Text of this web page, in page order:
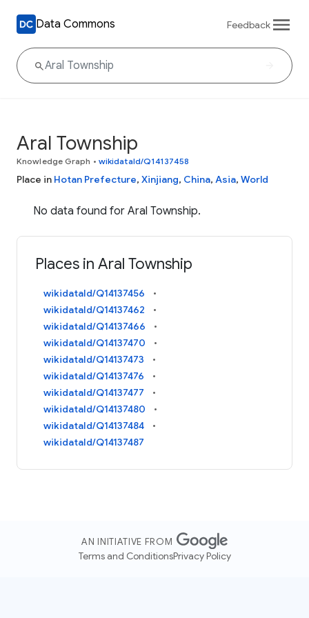
Data Commons Feedback
Aral Township
Knowledge Graph • wikidataId/Q14137458
Place in Hotan Prefecture, Xinjiang, China, Asia, World
No data found for Aral Township.
Places in Aral Township
wikidataId/Q14137456
wikidataId/Q14137462
wikidataId/Q14137466
wikidataId/Q14137470
wikidataId/Q14137473
wikidataId/Q14137476
wikidataId/Q14137477
wikidataId/Q14137480
wikidataId/Q14137484
wikidataId/Q14137487
AN INITIATIVE FROM
Terms and ConditionsPrivacy Policy